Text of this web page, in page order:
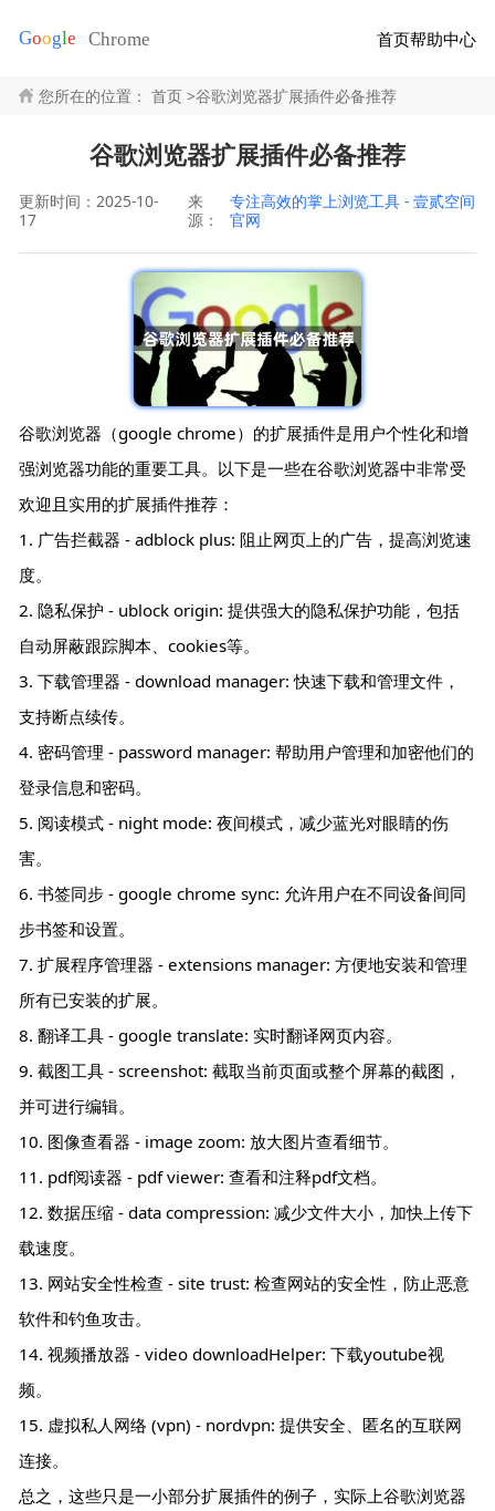
首页帮助中心
您所在的位置： 首页 >谷歌浏览器扩展插件必备推荐
谷歌浏览器扩展插件必备推荐
更新时间：2025-10-
17
来
源：
专注高效的掌上浏览工具 - 壹贰空间
官网
谷歌浏览器（google chrome）的扩展插件是用户个性化和增
强浏览器功能的重要工具。以下是一些在谷歌浏览器中非常受
欢迎且实用的扩展插件推荐：
1. 广告拦截器 - adblock plus: 阻止网页上的广告，提高浏览速
度。
2. 隐私保护 - ublock origin: 提供强大的隐私保护功能，包括
自动屏蔽跟踪脚本、cookies等。
3. 下载管理器 - download manager: 快速下载和管理文件，
支持断点续传。
4. 密码管理 - password manager: 帮助用户管理和加密他们的
登录信息和密码。
5. 阅读模式 - night mode: 夜间模式，减少蓝光对眼睛的伤
害。
6. 书签同步 - google chrome sync: 允许用户在不同设备间同
步书签和设置。
7. 扩展程序管理器 - extensions manager: 方便地安装和管理
所有已安装的扩展。
8. 翻译工具 - google translate: 实时翻译网页内容。
9. 截图工具 - screenshot: 截取当前页面或整个屏幕的截图，
并可进行编辑。
10. 图像查看器 - image zoom: 放大图片查看细节。
11. pdf阅读器 - pdf viewer: 查看和注释pdf文档。
12. 数据压缩 - data compression: 减少文件大小，加快上传下
载速度。
13. 网站安全性检查 - site trust: 检查网站的安全性，防止恶意
软件和钓鱼攻击。
14. 视频播放器 - video downloadHelper: 下载youtube视
频。
15. 虚拟私人网络 (vpn) - nordvpn: 提供安全、匿名的互联网
连接。
总之，这些只是一小部分扩展插件的例子，实际上谷歌浏览器